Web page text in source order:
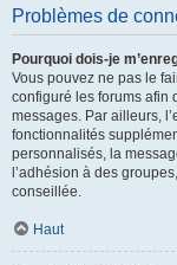
Problèmes de
Pourquoi dois-je
Vous pouvez ne pas le
configuré les forums afin
messages. Par ailleurs,
fonctionnalités
personnalisés, la
l’adhésion à des
conseillée.
Haut